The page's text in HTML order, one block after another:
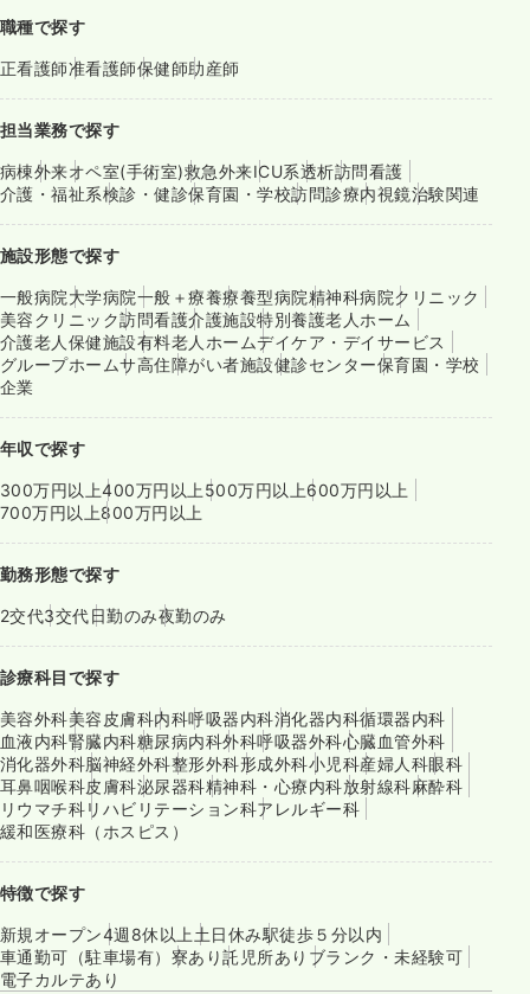
職種で探す
正看護師准看護師保健師助産師
担当業務で探す
病棟外来オペ室(手術室)救急外来ICU系透析訪問看護
介護・福祉系検診・健診保育園・学校訪問診療内視鏡治験関連
施設形態で探す
一般病院大学病院一般＋療養療養型病院精神科病院クリニック
美容クリニック訪問看護介護施設特別養護老人ホーム
介護老人保健施設有料老人ホームデイケア・デイサービス
グループホームサ高住障がい者施設健診センター保育園・学校
企業
年収で探す
300万円以上400万円以上 500万円以上600万円以上
700万円以上800万円以上
勤務形態で探す
2交代3交代日勤のみ夜勤のみ
診療科目で探す
美容外科美容皮膚科内科呼吸器内科消化器内科循環器内科
血液内科腎臓内科糖尿病内科外科呼吸器外科心臓血管外科
消化器外科脳神経外科整形外科形成外科小児科産婦人科眼科
耳鼻咽喉科皮膚科泌尿器科精神科・心療内科放射線科麻酔科
リウマチ科リハビリテーション科アレルギー科
緩和医療科（ホスピス）
特徴で探す
新規オープン4週8休以上 土日休み駅徒歩５分以内
車通勤可（駐車場有） 寮あり託児所あり ブランク・未経験可
電子カルテあり